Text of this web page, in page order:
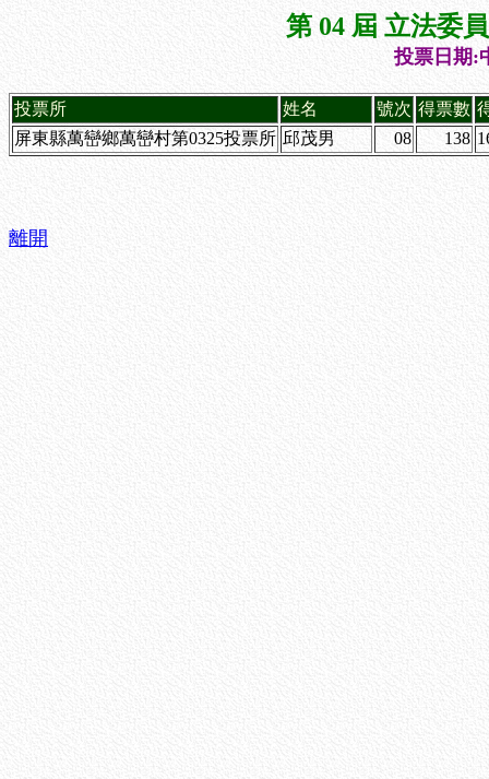
第 04 屆 立法委
投票日期:
投票所 姓名 號次 得票數
屏東縣萬巒鄉萬巒村第0325投票所 邱茂男 08 138
離開